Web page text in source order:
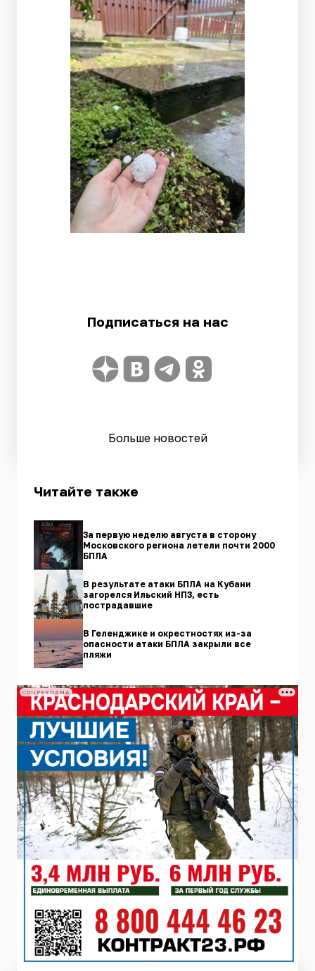
Подписаться на нас
Больше новостей
Читайте также
За первую неделю августа в сторону
Московского региона летели почти 2000
БПЛА
В результате атаки БПЛА на Кубани
загорелся Ильский НПЗ, есть
пострадавшие
В Геленджике и окрестностях из-за
опасности атаки БПЛА закрыли все
пляжи
СОЦРЕКЛАМА